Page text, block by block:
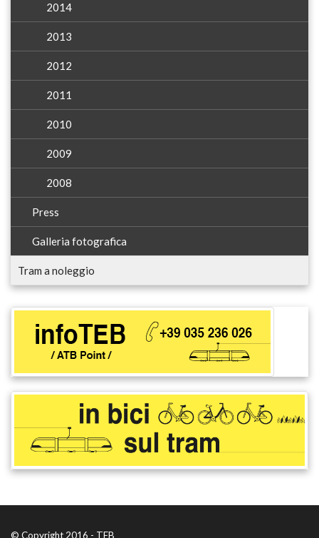
2014
2013
2012
2011
2010
2009
2008
Press
Galleria fotografica
Tram a noleggio
© Copyright 2016 - TEB